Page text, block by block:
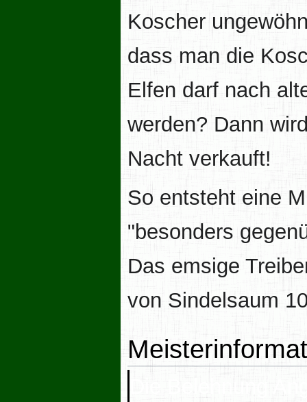
Koscher
dass man die
Elfen darf nach
werden? Dann
Nacht verkauft!
So entsteht eine
"besonders
Das emsige
von Sindelsaum